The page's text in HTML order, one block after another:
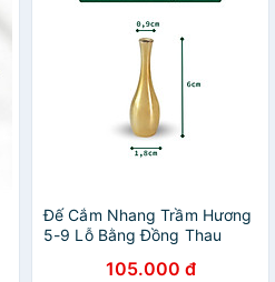
Đế Cắm Nhang Trầm Hương
5-9 Lỗ Bằng Đồng Thau
Giản Phù Hợp Nhiều Kích
105.000 đ